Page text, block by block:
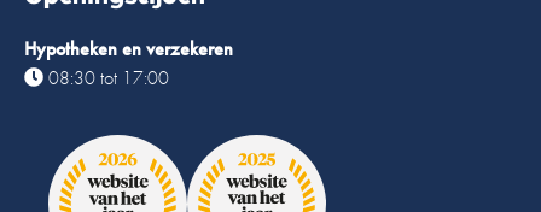
Hypotheken en verzekeren
08:30 tot 17:00